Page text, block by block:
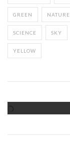
GREEN NATURE
SCIENCE SKY
YELLOW